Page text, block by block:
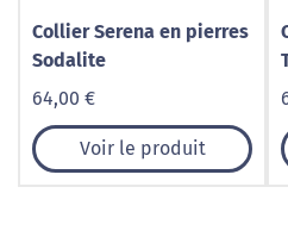
Collier Serena en pierres
Sodalite
64,00 €
Voir le produit